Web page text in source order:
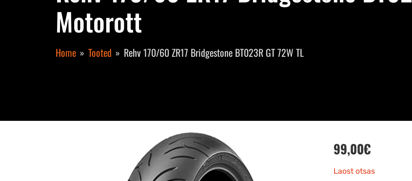
Motorott
Home Tooted Rehv 170/60 ZR17 Bridgestone BT023R GT 72W TL
99,00€
Laost otsas